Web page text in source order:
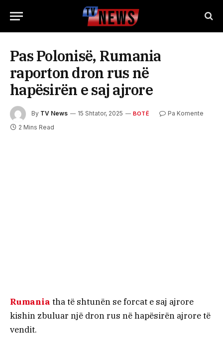
Pas Polonisë, Rumania
raporton dron rus në
hapësirën e saj ajrore
By TV News 15 Shtator, 2025 BOTË
Pa Komente
2 Mins Read
Rumania tha të shtunën se forcat e saj ajrore
kishin zbuluar një dron rus në hapësirën ajrore të
vendit.